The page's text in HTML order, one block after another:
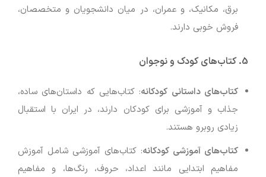
برق، مکانیک، و عمران، در میان دانشجویان و متخصصان،
فروش خوبی دارند.
5. کتاب‌های کودک و نوجوان
کتاب‌های داستانی کودکانه: کتاب‌هایی که داستان‌های ساده،
جذاب و آموزشی برای کودکان دارند، در ایران با استقبال
زیادی روبرو هستند.
کتاب‌های آموزشی کودکانه: کتاب‌های آموزشی شامل آموزش
مفاهیم ابتدایی مانند اعداد، حروف، رنگ‌ها، و مفاهیم